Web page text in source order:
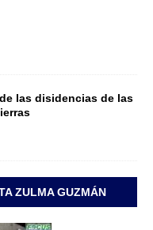
las disidencias de las
ZULMA GUZMÁN